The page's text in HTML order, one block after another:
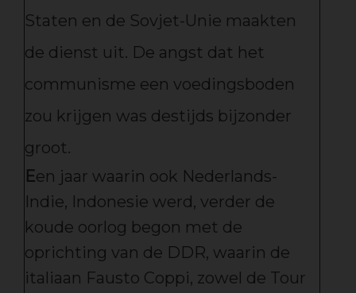
Staten en de Sovjet-Unie maakten
de dienst uit. De angst dat het
communisme een voedingsboden
zou krijgen was destijds bijzonder
groot.
Een jaar waarin ook Nederlands-
Indie, Indonesie werd, verder de
koude oorlog begon met de
oprichting van de DDR, waarin de
italiaan Fausto Coppi, zowel de Tour